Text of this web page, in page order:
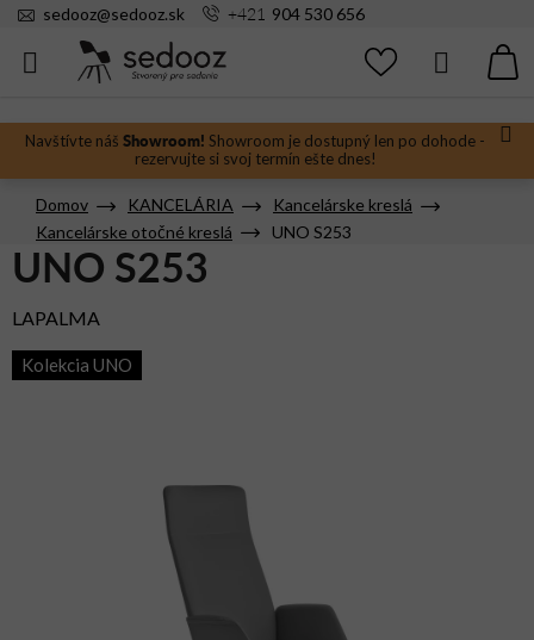
Prejsť
Navštívte náš Showroom! Showroom je dostupný len po dohode -
rezervujte si svoj termín ešte dnes!
sedooz@sedooz.sk +421 904 530 656
Hľadať
Domov KANCELÁRIA
Kancelárske kreslá
Kancelárske otočné kreslá
UNO S253
UNO S253
LAPALMA
Kolekcia UNO